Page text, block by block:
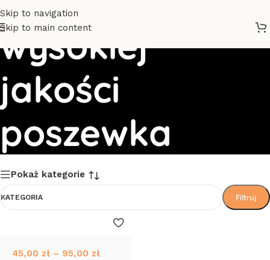
Skip to navigation
Skip to main content
wysokiej
jakości
poszewka
Pokaż kategorie
KATEGORIA Filtruj
45,00 zł – 95,00 zł